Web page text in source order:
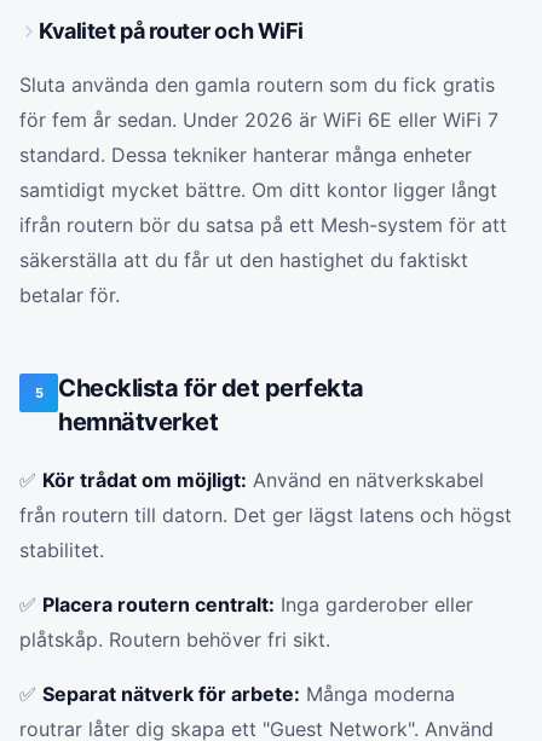
Kvalitet på router och WiFi
Sluta använda den gamla routern som du fick gratis
för fem år sedan. Under 2026 är WiFi 6E eller WiFi 7
standard. Dessa tekniker hanterar många enheter
samtidigt mycket bättre. Om ditt kontor ligger långt
ifrån routern bör du satsa på ett Mesh-system för att
säkerställa att du får ut den hastighet du faktiskt
betalar för.
5
Checklista för det perfekta
hemnätverket
✅ Kör trådat om möjligt: Använd en nätverkskabel
från routern till datorn. Det ger lägst latens och högst
stabilitet.
✅ Placera routern centralt: Inga garderober eller
plåtskåp. Routern behöver fri sikt.
✅ Separat nätverk för arbete: Många moderna
routrar låter dig skapa ett "Guest Network". Använd